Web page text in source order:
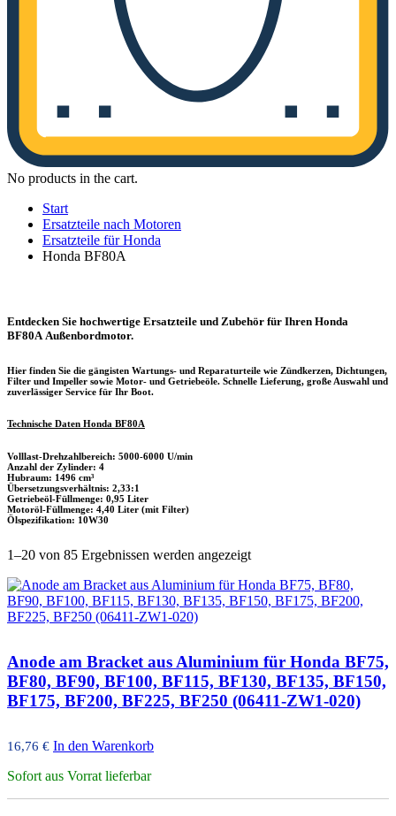
No products in the cart.
Start
Ersatzteile nach Motoren
Ersatzteile für Honda
Honda BF80A
Entdecken Sie hochwertige Ersatzteile und Zubehör für Ihren Honda
BF80A Außenbordmotor.
Hier finden Sie die gängisten Wartungs- und Reparaturteile wie Zündkerzen, Dichtungen,
Filter und Impeller sowie Motor- und Getriebeöle. Schnelle Lieferung, große Auswahl und
zuverlässiger Service für Ihr Boot.
Technische Daten Honda BF80A
Volllast-Drehzahlbereich: 5000-6000 U/min
Anzahl der Zylinder: 4
Hubraum: 1496 cm³
Übersetzungsverhältnis: 2,33:1
Getriebeöl-Füllmenge: 0,95 Liter
Motoröl-Füllmenge: 4,40 Liter (mit Filter)
Ölspezifikation: 10W30
1–20 von 85 Ergebnissen werden angezeigtNach
sortiert
Anode am Bracket aus Aluminium für Honda BF75,
BF80, BF90, BF100, BF115, BF130, BF135, BF150,
BF175, BF200, BF225, BF250 (06411-ZW1-020)
16,76 € In den Warenkorb
Sofort aus Vorrat lieferbar